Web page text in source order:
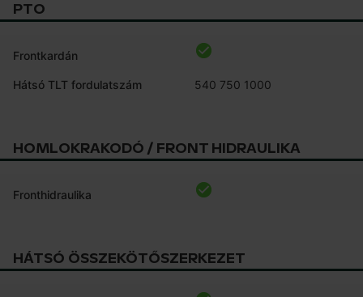
PTO
Frontkardán
Hátsó TLT fordulatszám 540 750 1000
HOMLOKRAKODÓ / FRONT HIDRAULIKA
Fronthidraulika
HÁTSÓ ÖSSZEKÖTŐSZERKEZET